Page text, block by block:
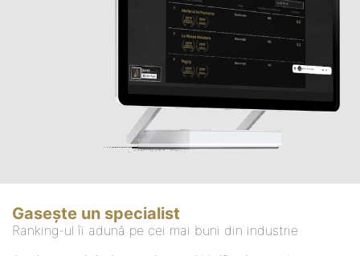
Gasește un specialist
Ranking-ul îi adună pe cei mai buni din industrie